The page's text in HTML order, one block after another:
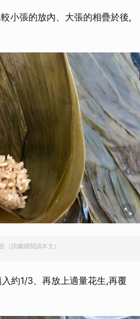
小張的放內、大張的相疊於後,
（請繼續閱讀本文）
約1/3、再放上適量花生,再覆